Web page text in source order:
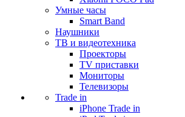
Умные часы
Smart Band
Наушники
ТВ и видеотехника
Проекторы
TV приставки
Мониторы
Телевизоры
Trade in
iPhone Trade in